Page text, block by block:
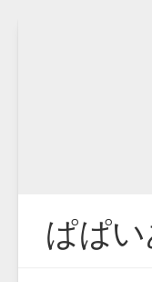
ぱぱ